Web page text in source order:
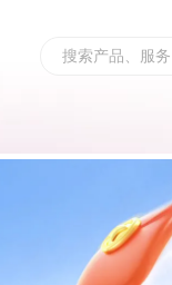
搜索产品、服务